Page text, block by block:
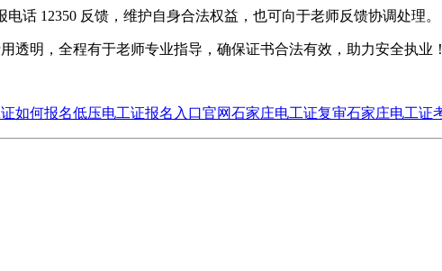
话 12350 反馈，维护自身合法权益，也可向于老师反馈协调处理。
透明，全程有于老师专业指导，确保证书合法有效，助力安全执业！
如何报名低压电工证报名入口官网石家庄电工证复审石家庄电工证